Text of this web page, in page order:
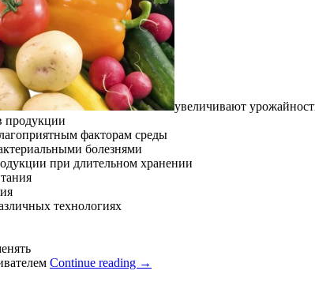
увеличивают
продукции
факторам среды
болезнями
при длительном хранении
технологиях
Continue reading →